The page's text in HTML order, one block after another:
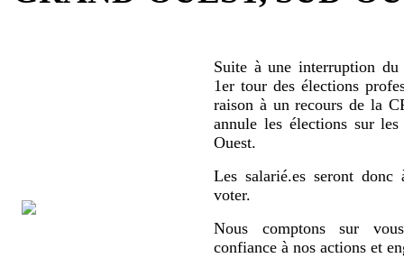
Suite à une interruption
1er tour des élections
raison à un recours de la
annule les élections sur
Ouest.
Les salarié.es seront
voter.
Nous comptons sur
confiance à nos actions et